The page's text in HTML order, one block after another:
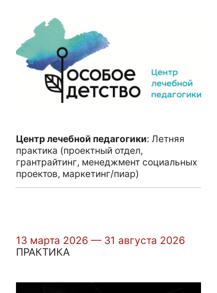
Центр лечебной педагогики: Летняя
практика (проектный отдел,
грантрайтинг, менеджмент социальных
проектов, маркетинг/пиар)
13 марта 2026 — 31 августа 2026
ПРАКТИКА